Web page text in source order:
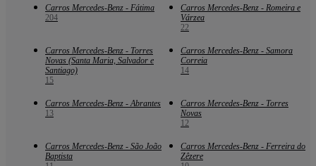
Carros Mercedes-Benz - Fátima
204
Carros Mercedes-Benz - Romeira e
Várzea
22
Carros Mercedes-Benz - Torres
Novas (Santa Maria, Salvador e
Santiago)
15
Carros Mercedes-Benz - Samora
Correia
14
Carros Mercedes-Benz - Abrantes
13
Carros Mercedes-Benz - Torres
Novas
12
Carros Mercedes-Benz - São João
Baptista
Carros Mercedes-Benz - Ferreira do
Zêzere